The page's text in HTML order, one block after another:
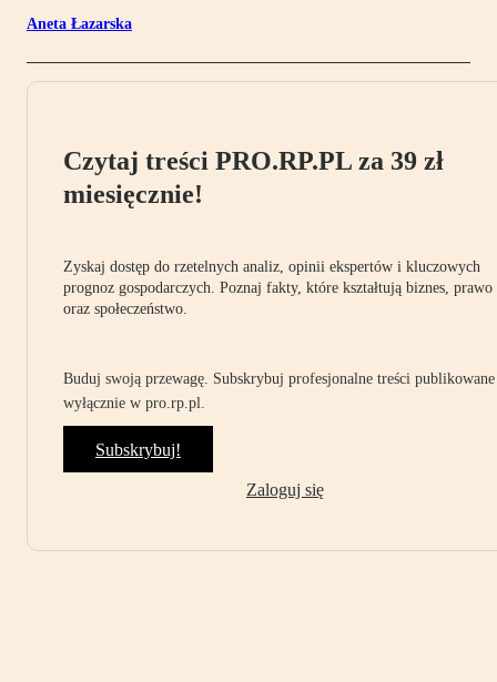
Aneta Łazarska
Czytaj treści PRO.RP.PL za 39 zł
miesięcznie!
Zyskaj dostęp do rzetelnych analiz, opinii ekspertów i kluczowych
prognoz gospodarczych. Poznaj fakty, które kształtują biznes, prawo
oraz społeczeństwo.
Buduj swoją przewagę. Subskrybuj profesjonalne treści publikowane
wyłącznie w pro.rp.pl.
Subskrybuj!
Zaloguj się